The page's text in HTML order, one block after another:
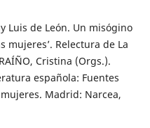
Luis de León. Un misógino
mujeres’. Relectura de La
Cristina (Orgs.).
española: Fuentes
Madrid: Narcea,